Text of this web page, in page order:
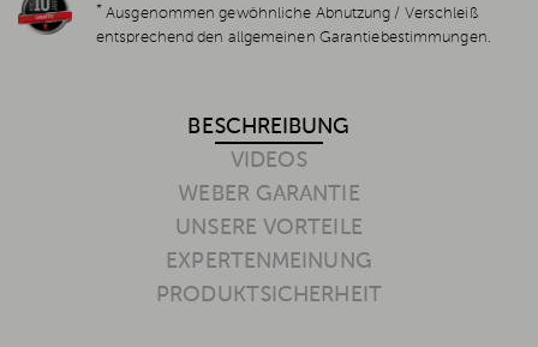
* Ausgenommen gewöhnliche Abnutzung / Verschleiß
entsprechend den allgemeinen Garantiebestimmungen.
BESCHREIBUNG
VIDEOS
WEBER GARANTIE
UNSERE VORTEILE
EXPERTENMEINUNG
PRODUKTSICHERHEIT